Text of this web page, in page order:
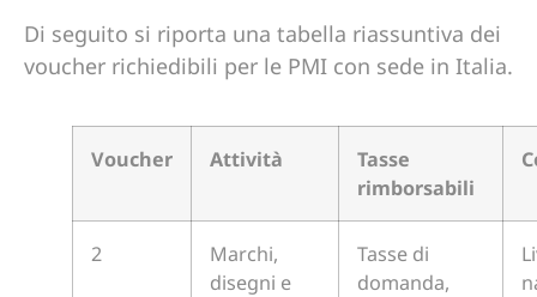
Di seguito si riporta una tabella riassuntiva dei
voucher richiedibili per le PMI con sede in Italia.
Voucher Attività
Tasse
rimborsabili
2
Marchi,
disegni e
Tasse di
domanda,